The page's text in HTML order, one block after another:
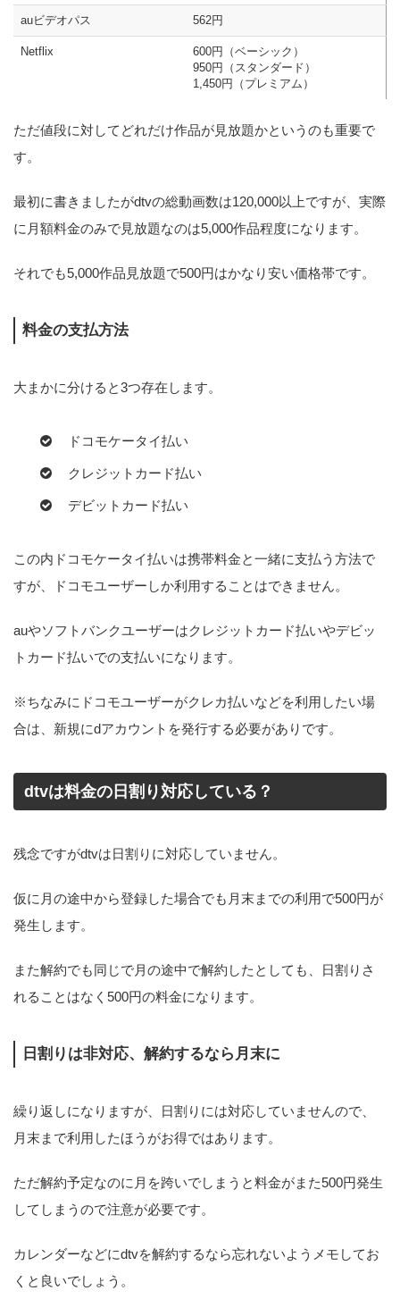
auビデオパス 562円
Netflix
600円（ベーシック）
950円（スタンダード）
1,450円（プレミアム）
ただ値段に対してどれだけ作品が見放題かというのも重要で
す。
最初に書きましたがdtvの総動画数は120,000以上ですが、実際
に月額料金のみで見放題なのは5,000作品程度になります。
それでも5,000作品見放題で500円はかなり安い価格帯です。
料金の支払方法
大まかに分けると3つ存在します。
ドコモケータイ払い
クレジットカード払い
デビットカード払い
この内ドコモケータイ払いは携帯料金と一緒に支払う方法で
すが、ドコモユーザーしか利用することはできません。
auやソフトバンクユーザーはクレジットカード払いやデビッ
トカード払いでの支払いになります。
※ちなみにドコモユーザーがクレカ払いなどを利用したい場
合は、新規にdアカウントを発行する必要がありです。
dtvは料金の日割り対応している？
残念ですがdtvは日割りに対応していません。
仮に月の途中から登録した場合でも月末までの利用で500円が
発生します。
また解約でも同じで月の途中で解約したとしても、日割りさ
れることはなく500円の料金になります。
日割りは非対応、解約するなら月末に
繰り返しになりますが、日割りには対応していませんので、
月末まで利用したほうがお得ではあります。
ただ解約予定なのに月を跨いでしまうと料金がまた500円発生
してしまうので注意が必要です。
カレンダーなどにdtvを解約するなら忘れないようメモしてお
くと良いでしょう。